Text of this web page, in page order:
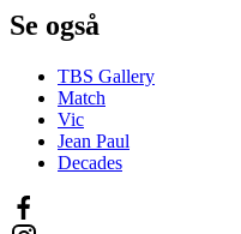
Se også
TBS Gallery
Match
Vic
Jean Paul
Decades